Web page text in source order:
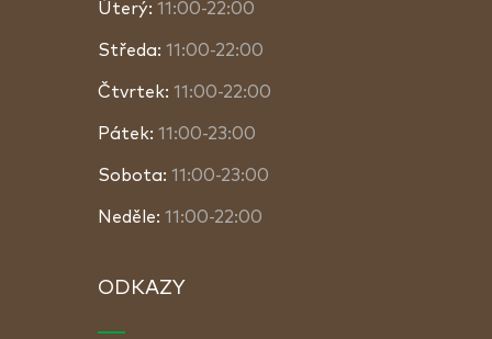
Úterý: 11:00-22:00
Středa: 11:00-22:00
Čtvrtek: 11:00-22:00
Pátek: 11:00-23:00
Sobota: 11:00-23:00
Neděle: 11:00-22:00
ODKAZY